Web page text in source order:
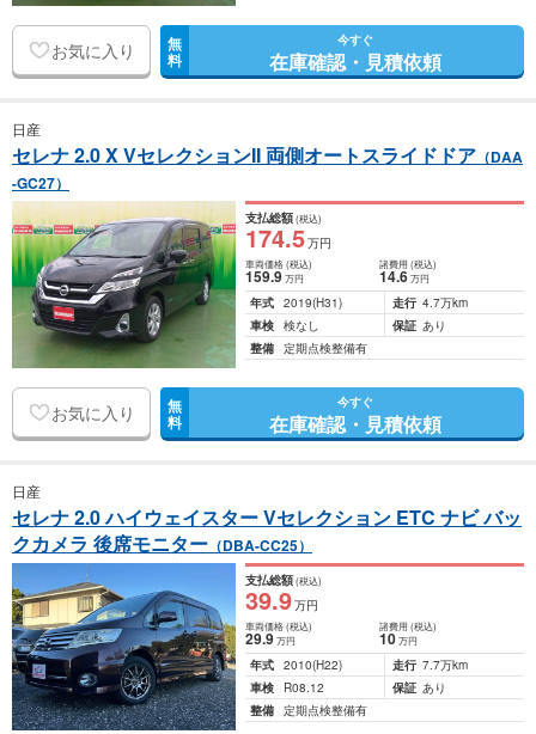
お気に入り 無
料
今すぐ
在庫確認・見積依頼
日産
セレナ 2.0 X VセレクションII 両側オートスライドドア （DAA
-GC27）
支払総額(税込)
174.5万円
車両価格(税込)
159.9万円
諸費用 (税込)
14.6 万円
年式 2019(H31) 走行 4.7万km
車検 検なし 保証 あり
整備 定期点検整備有
お気に入り 無
料
今すぐ
在庫確認・見積依頼
日産
セレナ 2.0 ハイウェイスター Vセレクション ETC ナビ バッ
クカメラ 後席モニター （DBA-CC25）
支払総額(税込)
39.9万円
車両価格(税込)
29.9万円
諸費用 (税込)
10 万円
年式 2010(H22) 走行 7.7万km
車検
R08.12 保証 あり
整備 定期点検整備有